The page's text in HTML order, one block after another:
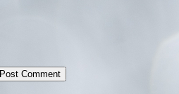
Post Comment